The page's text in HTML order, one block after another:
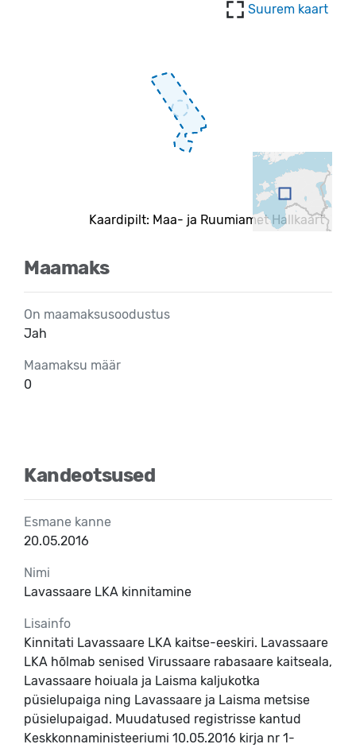
Suurem kaart
Kaardipilt: Maa- ja Ruumiamet Hallkaart
Maamaks
On maamaksusoodustus
Jah
Maamaksu määr
0
Kandeotsused
Esmane kanne
20.05.2016
Nimi
Lavassaare LKA kinnitamine
Lisainfo
Kinnitati Lavassaare LKA kaitse-eeskiri. Lavassaare
LKA hõlmab senised Virussaare rabasaare kaitseala,
Lavassaare hoiuala ja Laisma kaljukotka
püsielupaiga ning Lavassaare ja Laisma metsise
püsielupaigad. Muudatused registrisse kantud
Keskkonnaministeeriumi 10.05.2016 kirja nr 1-